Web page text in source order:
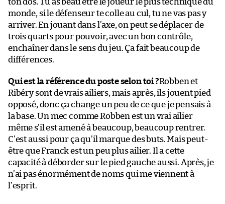
monde, si le défenseur te colle au cul, tu ne vas pas y
arriver. En jouant dans l’axe, on peut se déplacer de
trois quarts pour pouvoir, avec un bon contrôle,
enchaîner dans le sens du jeu. Ça fait beaucoup de
différences.
Qui est la référence du poste selon toi ?Robben et
Ribéry sont de vrais ailiers, mais après, ils jouent pied
opposé, donc ça change un peu de ce que je pensais à
la base. Un mec comme Robben est un vrai ailier
même s’il est amené à beaucoup, beaucoup rentrer.
C’est aussi pour ça qu’il marque des buts. Mais peut-
être que Franck est un peu plus ailier. Il a cette
capacité à déborder sur le pied gauche aussi. Après, je
n’ai pas énormément de noms qui me viennent à
l’esprit.